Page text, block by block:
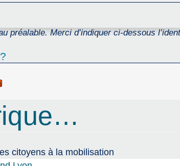
préalable. Merci d’indiquer ci-dessous
citoyens à la mobilisation